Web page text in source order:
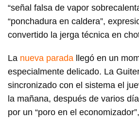
“señal falsa de vapor
“ponchadura en caldera”,
convertido la jerga técnica en
La nueva parada llegó en un
especialmente delicado. La
sincronizado con el sistema el
la mañana, después de varios
por un “poro en el